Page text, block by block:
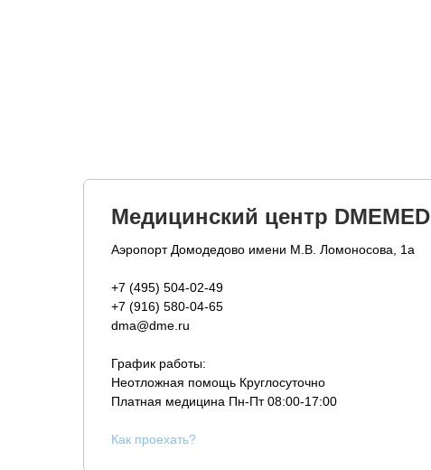
Медицинский центр DMEMED
Аэропорт Домодедово имени М.В. Ломоносова, 1а
+7 (495) 504-02-49
+7 (916) 580-04-65
dma@dme.ru
График работы:
Неотложная помощь Круглосуточно
Платная медицина Пн-Пт 08:00-17:00
Как проехать?